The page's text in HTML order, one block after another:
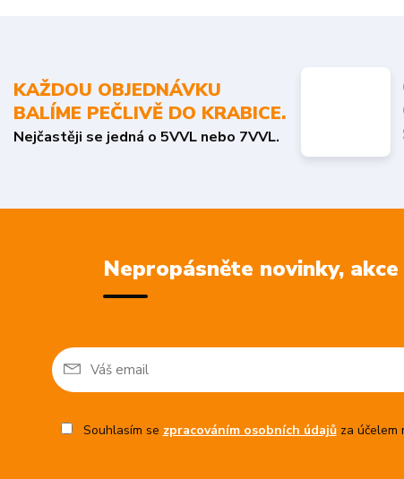
KAŽDOU OBJEDNÁVKU
BALÍME PEČLIVĚ DO KRABICE.
Nejčastěji se jedná o 5VVL nebo 7VVL.
Nepropásněte novinky,
Souhlasím se zpracováním osobních údajůza účelem